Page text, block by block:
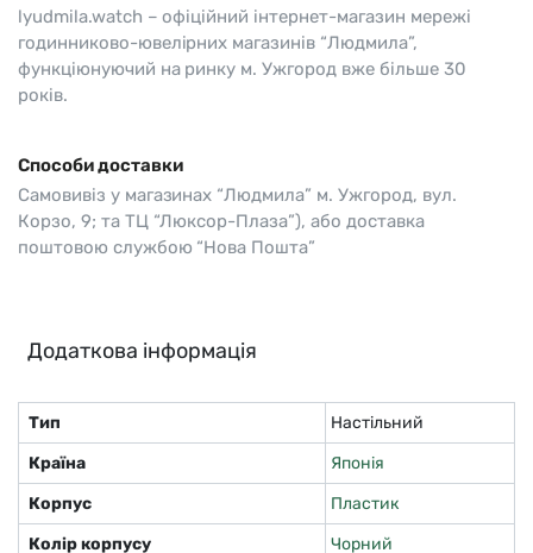
lyudmila.watch – офіційний інтернет-магазин мережі
годинниково-ювелірних магазинів “Людмила”,
функціюнуючий на ринку м. Ужгород вже більше 30
років.
Способи доставки
Самовивіз у магазинах “Людмила” м. Ужгород, вул.
Корзо, 9; та ТЦ “Люксор-Плаза”), або доставка
поштовою службою “Нова Пошта”
Додаткова інформація
Тип
Настільний
Країна
Японія
Корпус
Пластик
Колір корпусу
Чорний